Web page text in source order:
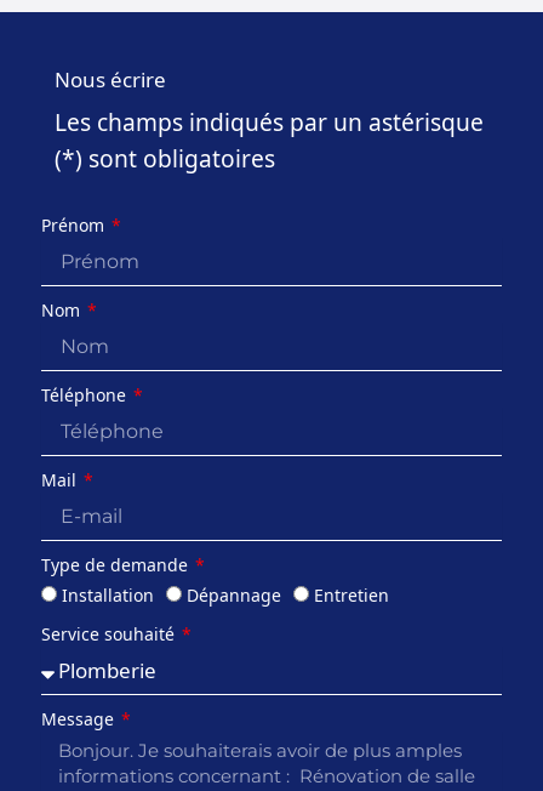
Nous écrire
Les champs indiqués par un astérisque
(*) sont obligatoires
Prénom
Nom
Téléphone
Mail
Type de demande
Installation
Dépannage
Entretien
Service souhaité
Message